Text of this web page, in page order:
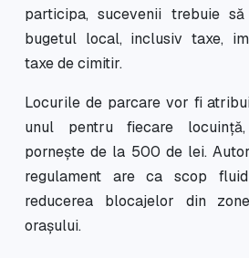
participa, sucevenii trebuie
bugetul local, inclusiv taxe,
taxe de cimitir.
Locurile de parcare vor fi
unul pentru fiecare
pornește de la 500 de lei.
regulament are ca scop
reducerea blocajelor din
orașului.